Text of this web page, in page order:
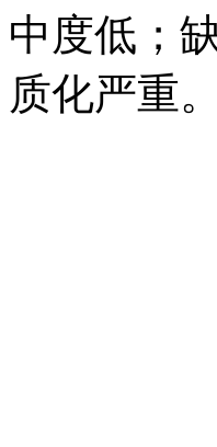
中度低；
质化严重。